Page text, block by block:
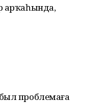
арҡаһында,
был проблемаға